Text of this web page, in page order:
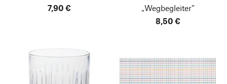
7,90 €
„Wegbegleiter“
8,50 €